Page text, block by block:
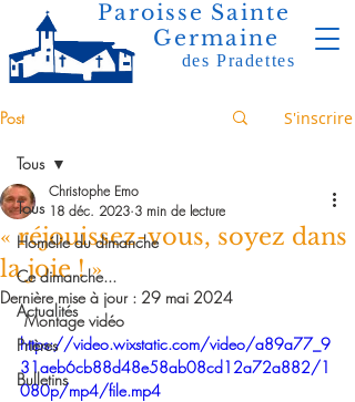
Paroisse Sainte
Germaine
des Pradettes
Post S'inscrire
Tous
Homélie du dimanche
Ce dimanche...
Actualités
Prières
Bulletins
Tous
« réjouissez-vous, soyez dans
la joie ! »
Christophe Emo
18 déc. 2023 3 min de lecture
Dernière mise à jour : 29 mai 2024
Montage vidéo
https://video.wixstatic.com/video/a89a77_9
31aeb6cb88d48e58ab08cd12a72a882/1
080p/mp4/file.mp4